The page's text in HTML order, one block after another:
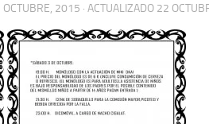
OCTUBRE, 2015 · ACTUALIZADO 22